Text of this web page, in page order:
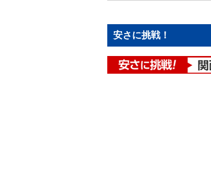
安さに挑戦！